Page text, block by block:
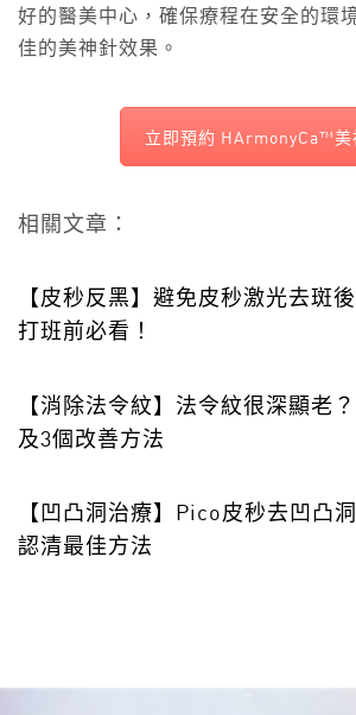
好的醫美中心，確保療程在安全的環
佳的美神針效果。
立即預約 HArmonyCa™美
相關文章：
【皮秒反黑】避免皮秒激光去斑
打班前必看！
【消除法令紋】法令紋很深顯老
及3個改善方法
【凹凸洞治療】Pico皮秒去凹凸
認清最佳方法